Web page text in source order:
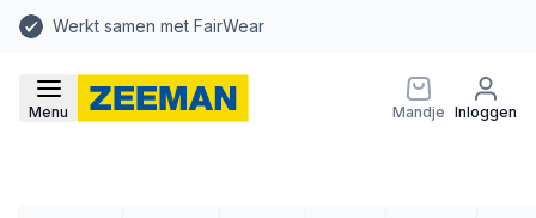
Werkt samen met FairWear
Menu Mandje Inloggen